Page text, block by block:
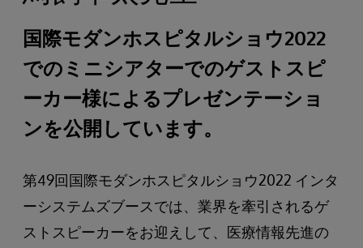
国際モダンホスピタルショウ2022
でのミニシアターでのゲストスピ
ーカー様によるプレゼンテーショ
ンを公開しています。
第49回国際モダンホスピタルショウ2022 インタ
ーシステムズブースでは、業界を牽引されるゲ
ストスピーカーをお迎えして、医療情報先進の